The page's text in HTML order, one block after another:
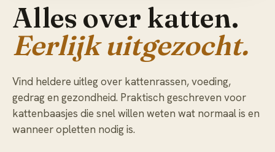
Alles over katten.
Eerlijk uitgezocht.
Vind heldere uitleg over kattenrassen, voeding,
gedrag en gezondheid. Praktisch geschreven voor
kattenbaasjes die snel willen weten wat normaal is en
wanneer opletten nodig is.